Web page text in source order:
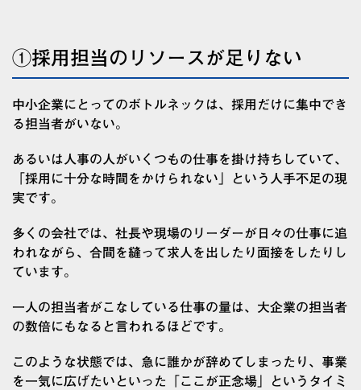
①採用担当のリソースが足りない
中小企業にとってのボトルネックは、採用だけに集中でき
る担当者がいない。
あるいは人事の人がいくつもの仕事を掛け持ちしていて、
「採用に十分な時間をかけられない」という人手不足の現
実です。
多くの会社では、社長や現場のリーダーが日々の仕事に追
われながら、合間を縫って求人を出したり面接をしたりし
ています。
一人の担当者がこなしている仕事の量は、大企業の担当者
の数倍にもなると言われるほどです。
このような状態では、急に誰かが辞めてしまったり、事業
を一気に広げたいといった「ここが正念場」というタイミ